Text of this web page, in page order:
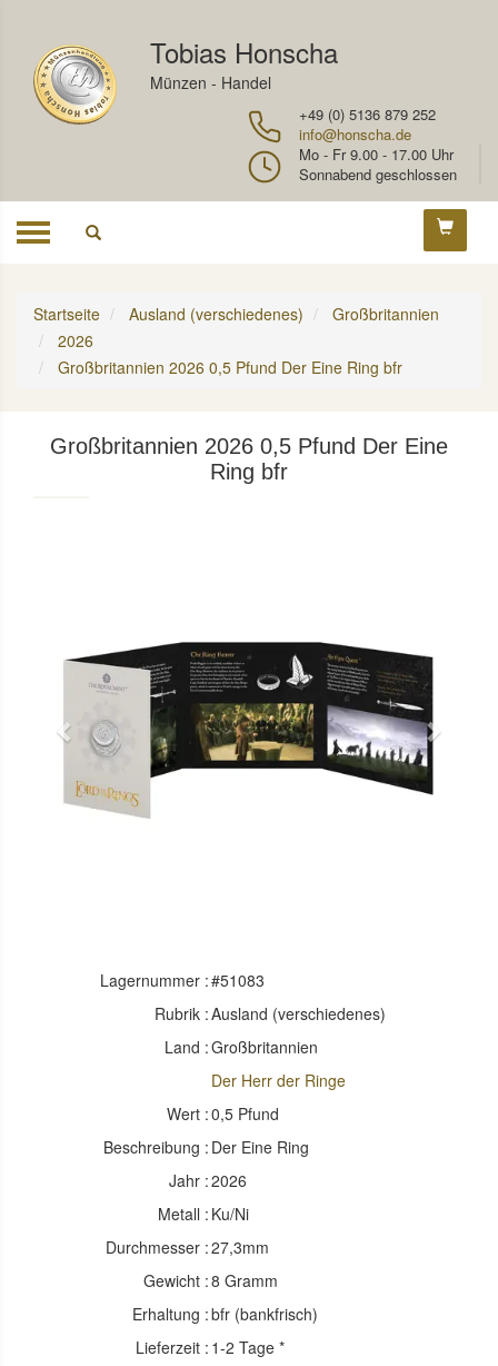
Tobias Honscha
Münzen - Handel
+49 (0) 5136 879 252
info@honscha.de
Mo - Fr 9.00 - 17.00 Uhr
Sonnabend geschlossen
Toggle
Startseite Ausland (verschiedenes)
Großbritannien
2026
Großbritannien 2026 0,5 Pfund Der Eine Ring bfr
Großbritannien 2026 0,5 Pfund Der Eine
Ring bfr
Previous Next
Lagernummer :#51083
Rubrik :Ausland (verschiedenes)
Land :Großbritannien
Der Herr der Ringe
Wert :0,5 Pfund
Beschreibung : Der Eine Ring
Jahr :2026
Metall : Ku/Ni
Durchmesser :27,3mm
Gewicht :8 Gramm
Erhaltung :bfr (bankfrisch)
Lieferzeit : 1-2 Tage *